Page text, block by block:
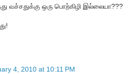
வச்சதுக்கு ஒரு பொற்கிழி இல்லையா???
4, 2010 at 10:11 PM